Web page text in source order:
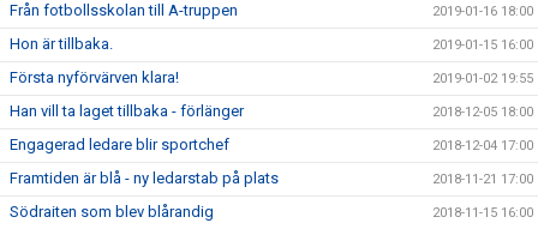
Från fotbollsskolan till A-truppen 2019-01-16 18:00
Hon är tillbaka. 2019-01-15 16:00
Första nyförvärven klara! 2019-01-02 19:55
Han vill ta laget tillbaka - förlänger 2018-12-05 18:00
Engagerad ledare blir sportchef 2018-12-04 17:00
Framtiden är blå - ny ledarstab på plats 2018-11-21 17:00
Södraiten som blev blårandig 2018-11-15 16:00